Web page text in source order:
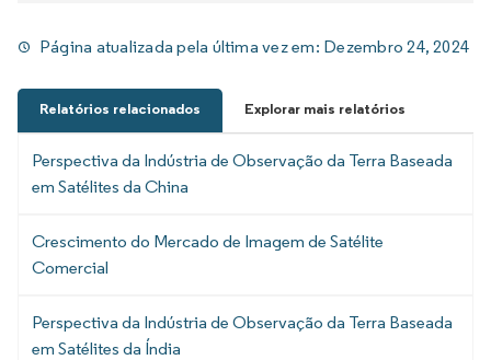
Página atualizada pela última vez em: Dezembro 24, 2024
Relatórios relacionados Explorar mais relatórios
Perspectiva da Indústria de Observação da Terra Baseada
em Satélites da China
Crescimento do Mercado de Imagem de Satélite
Comercial
Perspectiva da Indústria de Observação da Terra Baseada
em Satélites da Índia